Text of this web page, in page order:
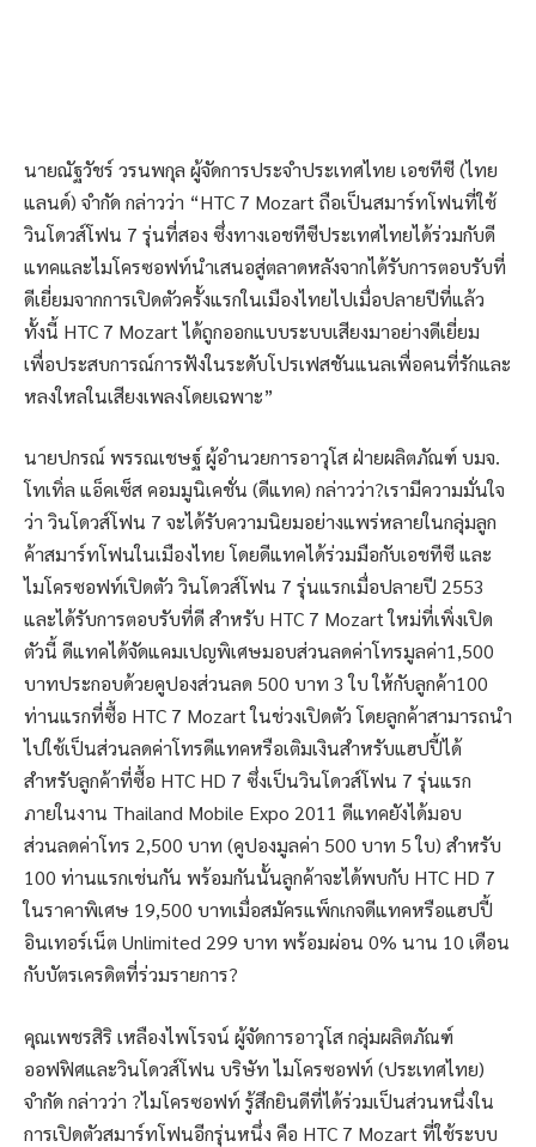
นายณัฐวัชร์ วรนพกุล ผู้จัดการประจำประเทศไทย เอชทีซี (ไทย
แลนด์) จำกัด กล่าวว่า “HTC 7 Mozart ถือเป็นสมาร์ทโฟนที่ใช้
วินโดวส์โฟน 7 รุ่นที่สอง ซึ่งทางเอชทีซีประเทศไทยได้ร่วมกับดี
แทคและไมโครซอฟท์นำเสนอสู่ตลาดหลังจากได้รับการตอบรับที่
ดีเยี่ยมจากการเปิดตัวครั้งแรกในเมืองไทยไปเมื่อปลายปีที่แล้ว
ทั้งนี้ HTC 7 Mozart ได้ถูกออกแบบระบบเสียงมาอย่างดีเยี่ยม
เพื่อประสบการณ์การฟังในระดับโปรเฟสชันแนลเพื่อคนที่รักและ
หลงใหลในเสียงเพลงโดยเฉพาะ”
นายปกรณ์ พรรณเชษฐ์ ผู้อำนวยการอาวุโส ฝ่ายผลิตภัณฑ์ บมจ.
โทเทิ่ล แอ็คเซ็ส คอมมูนิเคชั่น (ดีแทค) กล่าวว่า?เรามีความมั่นใจ
ว่า วินโดวส์โฟน 7 จะได้รับความนิยมอย่างแพร่หลายในกลุ่มลูก
ค้าสมาร์ทโฟนในเมืองไทย โดยดีแทคได้ร่วมมือกับเอชทีซี และ
ไมโครซอฟท์เปิดตัว วินโดวส์โฟน 7 รุ่นแรกเมื่อปลายปี 2553
และได้รับการตอบรับที่ดี สำหรับ HTC 7 Mozart ใหม่ที่เพิ่งเปิด
ตัวนี้ ดีแทคได้จัดแคมเปญพิเศษมอบส่วนลดค่าโทรมูลค่า1,500
บาทประกอบด้วยคูปองส่วนลด 500 บาท 3 ใบ ให้กับลูกค้า100
ท่านแรกที่ซื้อ HTC 7 Mozart ในช่วงเปิดตัว โดยลูกค้าสามารถนำ
ไปใช้เป็นส่วนลดค่าโทรดีแทคหรือเติมเงินสำหรับแฮปปี้ได้
สำหรับลูกค้าที่ซื้อ HTC HD 7 ซึ่งเป็นวินโดวส์โฟน 7 รุ่นแรก
ภายในงาน Thailand Mobile Expo 2011 ดีแทคยังได้มอบ
ส่วนลดค่าโทร 2,500 บาท (คูปองมูลค่า 500 บาท 5 ใบ) สำหรับ
100 ท่านแรกเช่นกัน พร้อมกันนั้นลูกค้าจะได้พบกับ HTC HD 7
ในราคาพิเศษ 19,500 บาทเมื่อสมัครแพ็กเกจดีแทคหรือแฮปปี้
อินเทอร์เน็ต Unlimited 299 บาท พร้อมผ่อน 0% นาน 10 เดือน
กับบัตรเครดิตที่ร่วมรายการ?
คุณเพชรสิริ เหลืองไพโรจน์ ผู้จัดการอาวุโส กลุ่มผลิตภัณฑ์
ออฟฟิศและวินโดวส์โฟน บริษัท ไมโครซอฟท์ (ประเทศไทย)
จำกัด กล่าวว่า ?ไมโครซอฟท์ รู้สึกยินดีที่ได้ร่วมเป็นส่วนหนึ่งใน
การเปิดตัวสมาร์ทโฟนอีกรุ่นหนึ่ง คือ HTC 7 Mozart ที่ใช้ระบบ